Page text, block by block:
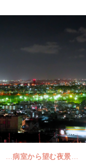
…病室から望む夜景